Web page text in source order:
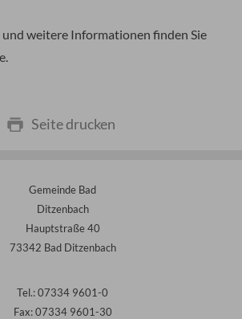
und weitere Informationen finden Sie
Seite drucken
Gemeinde Bad
Ditzenbach
Hauptstraße 40
73342 Bad Ditzenbach
Tel.: 07334 9601-0
Fax: 07334 9601-30